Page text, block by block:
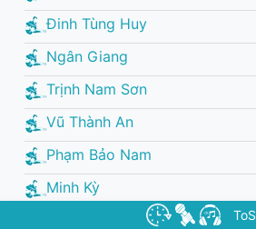
Đinh Tùng Huy
Ngân Giang
Trịnh Nam Sơn
Vũ Thành An
Phạm Bảo Nam
Minh Kỳ
Hồng Xương Long
ToS